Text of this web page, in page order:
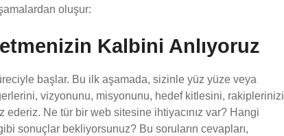
oluşur:
Kalbini Anlıyoruz
başlar. Bu ilk aşamada, sizinle yüz yüze veya
vizyonunu, misyonunu, hedef kitlesini, rakiplerinizi
Ne tür bir web sitesine ihtiyacınız var? Hangi
sonuçlar bekliyorsunuz? Bu soruların cevapları,